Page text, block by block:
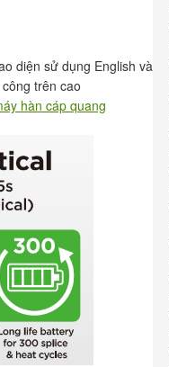
diện sử dụng English và
trên cao
hàn cáp quang